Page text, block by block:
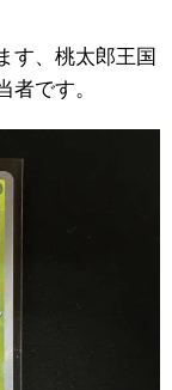
す、桃太郎王国
です。